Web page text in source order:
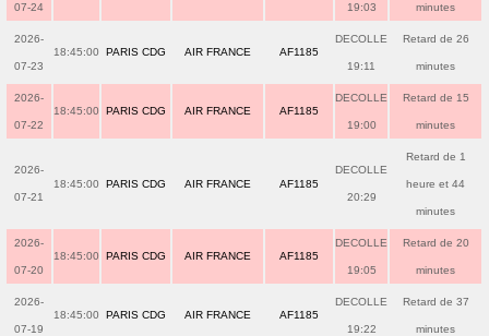
07-24 19:03 minutes
2026-
07-23
18:45:00 PARIS CDG AIR FRANCE AF1185
DECOLLE
19:11
Retard de 26
minutes
2026-
07-22
18:45:00 PARIS CDG AIR FRANCE AF1185
DECOLLE
19:00
Retard de 15
minutes
2026-
07-21
18:45:00 PARIS CDG AIR FRANCE AF1185
DECOLLE
20:29
Retard de 1
heure et 44
minutes
2026-
07-20
18:45:00 PARIS CDG AIR FRANCE AF1185
DECOLLE
19:05
Retard de 20
minutes
2026-
07-19
18:45:00 PARIS CDG AIR FRANCE AF1185
DECOLLE
19:22
Retard de 37
minutes